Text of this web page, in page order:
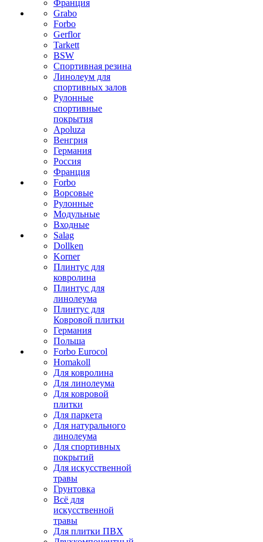
Франция
Grabo
Forbo
Gerflor
Tarkett
BSW
Спортивная резина
Линолеум для
спортивных залов
Рулонные
спортивные
покрытия
Apoluza
Венгрия
Германия
Россия
Франция
Forbo
Ворсовые
Рулонные
Модульные
Входные
Salag
Dollken
Korner
Плинтус для
ковролина
Плинтус для
линолеума
Плинтус для
Ковровой плитки
Германия
Польша
Forbo Eurocol
Homakoll
Для ковролина
Для линолеума
Для ковровой
плитки
Для паркета
Для натурального
линолеума
Для спортивных
покрытий
Для искусственной
травы
Грунтовка
Всё для
искусственной
травы
Для плитки ПВХ